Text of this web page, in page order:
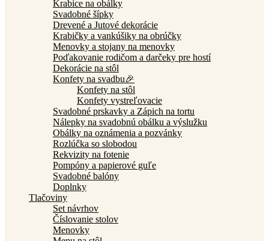
Krabice na obálky
Svadobné šípky
Drevené a Jutové dekorácie
Krabičky a vankúšiky na obrúčky
Menovky a stojany na menovky
Poďakovanie rodičom a darčeky pre hostí
Dekorácie na stôl
Konfety na svadbu🎉
Konfety na stôl
Konfety vystreľovacie
Svadobné prskavky a Zápich na tortu
Nálepky na svadobnú obálku a výslužku
Obálky na oznámenia a pozvánky
Rozlúčka so slobodou
Rekvizity na fotenie
Pompóny a papierové guľe
Svadobné balóny
Doplnky
Tlačoviny
Set návrhov
Číslovanie stolov
Menovky